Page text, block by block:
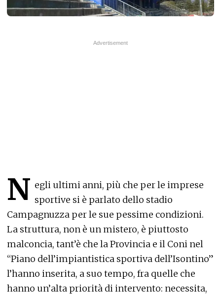
N egli ultimi anni, più che per le imprese
sportive si è parlato dello stadio
Campagnuzza per le sue pessime condizioni.
La struttura, non è un mistero, è piuttosto
malconcia, tant’è che la Provincia e il Coni nel
“Piano dell’impiantistica sportiva dell’Isontino”
l’hanno inserita, a suo tempo, fra quelle che
hanno un’alta priorità di intervento: necessita,